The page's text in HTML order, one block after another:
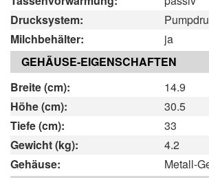
Drucksystem:
Milchbehälter:
ja
GEHÄUSE-EIGENSCHAFTEN
Breite (cm):
14.9
Höhe (cm):
30.5
Tiefe (cm):
33
Gewicht (kg):
4.2
Gehäuse:
Metall-